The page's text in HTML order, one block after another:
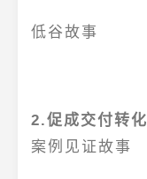
低谷故事
2.促成交付转化
案例见证故事